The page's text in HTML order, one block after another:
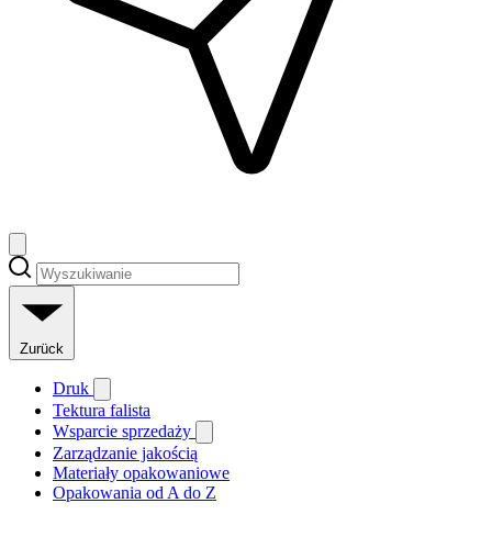
Zurück
Druk
Tektura falista
Wsparcie sprzedaży
Zarządzanie jakością
Materiały opakowaniowe
Opakowania od A do Z